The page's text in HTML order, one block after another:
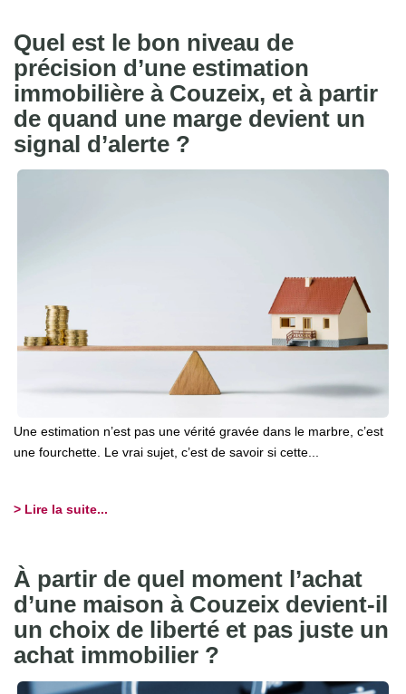
Quel est le bon niveau de
précision d’une estimation
immobilière à Couzeix, et à partir
de quand une marge devient un
signal d’alerte ?
Une estimation n’est pas une vérité gravée dans le marbre, c’est
une fourchette. Le vrai sujet, c’est de savoir si cette...
> Lire la suite...
À partir de quel moment l’achat
d’une maison à Couzeix devient-il
un choix de liberté et pas juste un
achat immobilier ?